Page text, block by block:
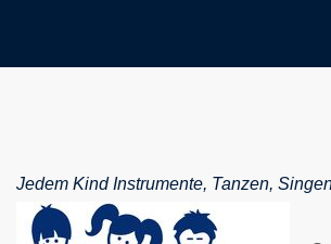
Jedem Kind Instrumente, Tanzen,